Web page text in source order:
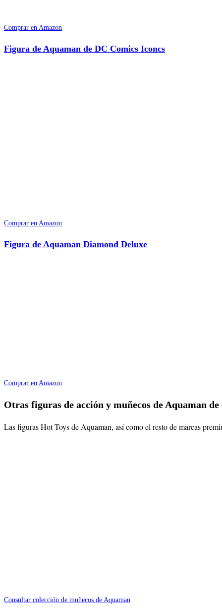
Comprar en Amazon
Figura de Aquaman de DC Comics Iconcs
Comprar en Amazon
Figura de Aquaman Diamond Deluxe
Comprar en Amazon
Otras figuras de acción y muñecos de Aquaman
Las figuras Hot Toys de Aquaman, así como el resto de marcas
Consultar colección de muñecos de Aquaman